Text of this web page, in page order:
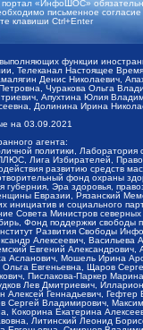
портал «ИнфоШОС»
письменное
клавиши Ctrl+Enter
функции
Телеканал Настоящее
Денис Николаевич,
Чуракова Ольга
Апухтина Юлия
Долинина Ирина
на 03.09.2021
агента:
политики,
Лига Избирателей,
развитию средств
фонд охраны
губерния, Эра здоровья,
Евразии, Рязанский
инициатив и социального
Министров северных
Фонд поддержки
Развития Свободы
Алексеевич,
Евгений
Асланович, Мошель Ирина
Евгеньевна, Щаров
Пислакова-Паркер
Лев Дмитриевич,
Геннадьевич,
Владимирович,
Екатерина
Литинский Леонид